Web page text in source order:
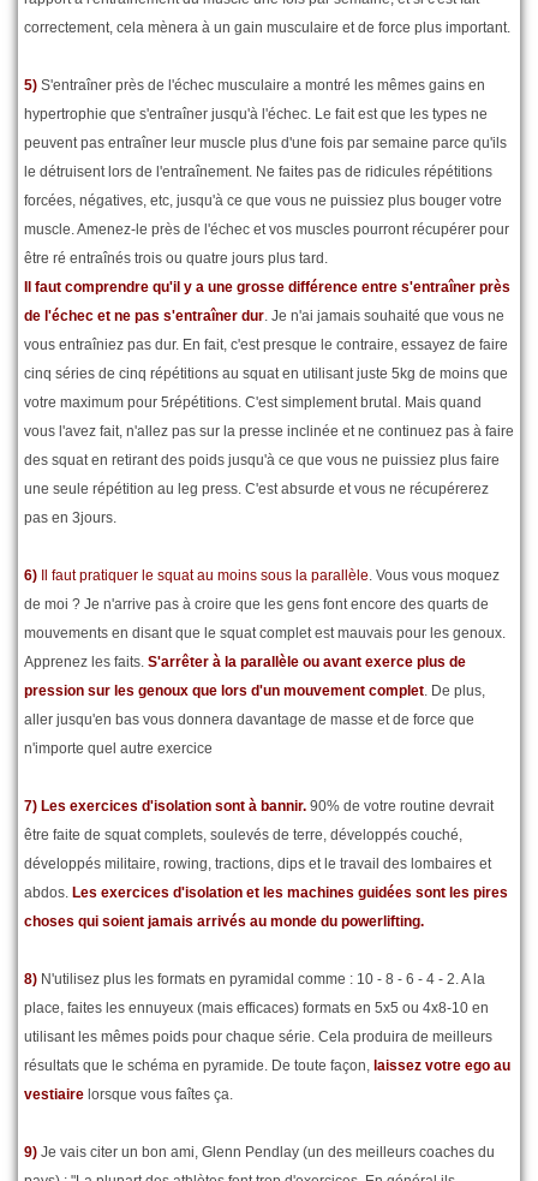
correctement, cela mènera à un gain musculaire et de force plus important.
5) S'entraîner près de l'échec musculaire a montré les mêmes gains en
hypertrophie que s'entraîner jusqu'à l'échec. Le fait est que les types ne
peuvent pas entraîner leur muscle plus d'une fois par semaine parce qu'ils
le détruisent lors de l'entraînement. Ne faites pas de ridicules répétitions
forcées, négatives, etc, jusqu'à ce que vous ne puissiez plus bouger votre
muscle. Amenez-le près de l'échec et vos muscles pourront récupérer pour
être ré entraînés trois ou quatre jours plus tard.
Il faut comprendre qu'il y a une grosse différence entre s'entraîner près
de l'échec et ne pas s'entraîner dur . Je n'ai jamais souhaité que vous ne
vous entraîniez pas dur. En fait, c'est presque le contraire, essayez de faire
cinq séries de cinq répétitions au squat en utilisant juste 5kg de moins que
votre maximum pour 5répétitions. C'est simplement brutal. Mais quand
vous l'avez fait, n'allez pas sur la presse inclinée et ne continuez pas à faire
des squat en retirant des poids jusqu'à ce que vous ne puissiez plus faire
une seule répétition au leg press. C'est absurde et vous ne récupérerez
pas en 3jours.
6) Il faut pratiquer le squat au moins sous la parallèle . Vous vous moquez
de moi ? Je n'arrive pas à croire que les gens font encore des quarts de
mouvements en disant que le squat complet est mauvais pour les genoux.
Apprenez les faits. S'arrêter à la parallèle ou avant exerce plus de
pression sur les genoux que lors d'un mouvement complet . De plus,
aller jusqu'en bas vous donnera davantage de masse et de force que
n'importe quel autre exercice
7) Les exercices d'isolation sont à bannir. 90% de votre routine devrait
être faite de squat complets, soulevés de terre, développés couché,
développés militaire, rowing, tractions, dips et le travail des lombaires et
abdos. Les exercices d'isolation et les machines guidées sont les pires
choses qui soient jamais arrivés au monde du powerlifting.
8) N'utilisez plus les formats en pyramidal comme : 10 - 8 - 6 - 4 - 2. A la
place, faites les ennuyeux (mais efficaces) formats en 5x5 ou 4x8-10 en
utilisant les mêmes poids pour chaque série. Cela produira de meilleurs
résultats que le schéma en pyramide. De toute façon, laissez votre ego au
vestiaire lorsque vous faîtes ça.
9) Je vais citer un bon ami, Glenn Pendlay (un des meilleurs coaches du